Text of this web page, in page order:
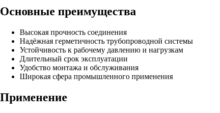
Основные преимущества
Высокая прочность соединения
Надёжная герметичность трубопроводной системы
Устойчивость к рабочему давлению и нагрузкам
Длительный срок эксплуатации
Удобство монтажа и обслуживания
Широкая сфера промышленного применения
Применение